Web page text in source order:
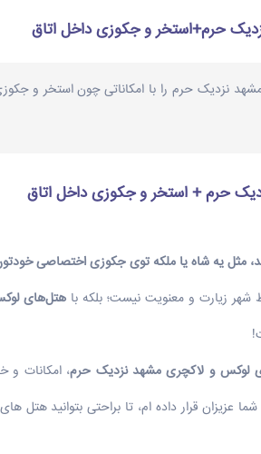
حرم+استخر و جکوزی داخل اتاق
نزدیک حرم را با امکاناتی چون استخر و
حرم + استخر و جکوزی داخل اتاق
مثل یه شاه یا ملکه توی جکوزی اختصاصی
زیارت و معنویت نیست؛ بلکه باهتل‌های
لوکس و لاکچری مشهد نزدیک حرم، امکانات و
شما عزیزان قرار داده ام، تا براحتی بتوانید